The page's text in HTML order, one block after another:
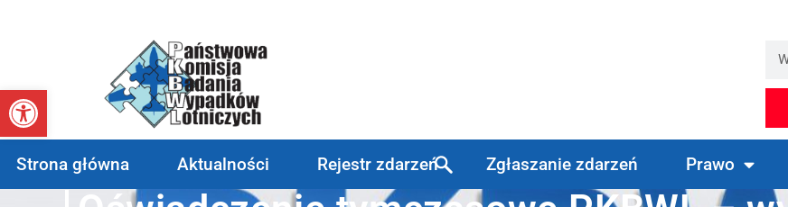
Otwórz pasek narzędzi
Strona główna Aktualności Rejestr zdarzeń Zgłaszanie zdarzeń Prawo